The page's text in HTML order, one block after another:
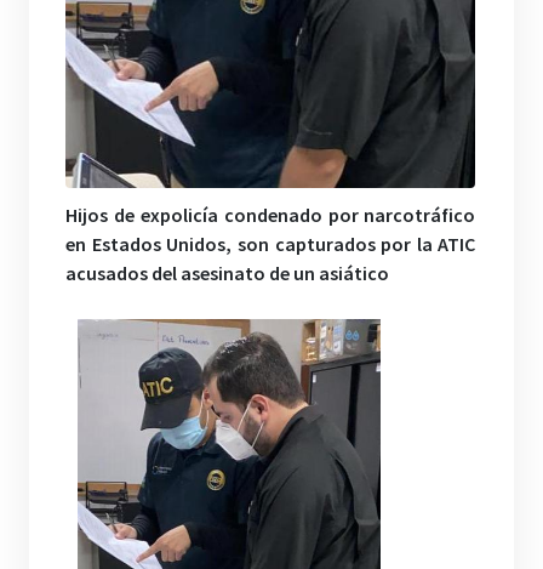
Hijos de expolicía condenado por narcotráfico
en Estados Unidos, son capturados por la ATIC
acusados del asesinato de un asiático